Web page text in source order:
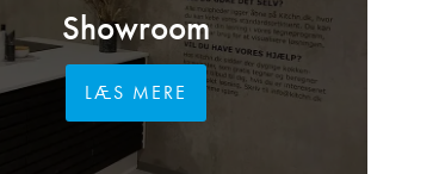
Showroom
LÆS MERE